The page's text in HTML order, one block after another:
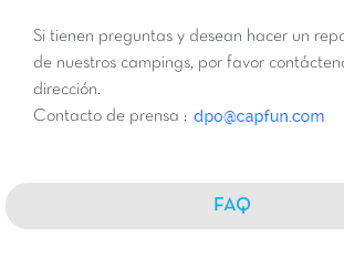
Si tienen preguntas y desean hacer un
de nuestros campings, por favor
dirección.
Contacto de prensa :
FAQ